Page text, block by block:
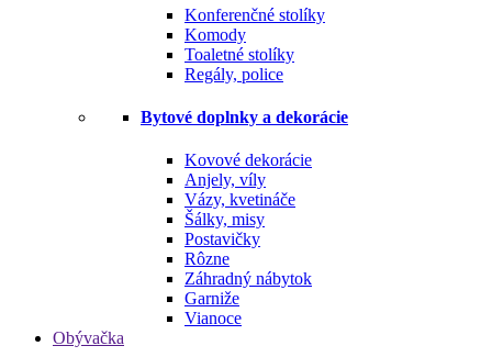
Konferenčné stolíky
Komody
Toaletné stolíky
Regály, police
Bytové doplnky a dekorácie
Kovové dekorácie
Anjely, víly
Vázy, kvetináče
Šálky, misy
Postavičky
Rôzne
Záhradný nábytok
Garniže
Vianoce
Obývačka